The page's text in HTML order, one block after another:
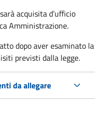
acquisita d’ufficio
Amministrazione.
dopo aver esaminato la
previsti dalla legge.
da allegare